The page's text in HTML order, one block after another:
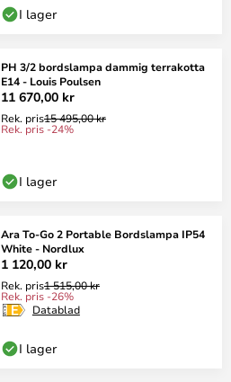
I lager
PH 3/2 bordslampa dammig terrakotta
E14 - Louis Poulsen
11 670,00 kr
Rek. pris15 495,00 kr
Rek. pris -24%
I lager
Ara To-Go 2 Portable Bordslampa IP54
White - Nordlux
1 120,00 kr
Rek. pris1 515,00 kr
Rek. pris -26%
Datablad
I lager